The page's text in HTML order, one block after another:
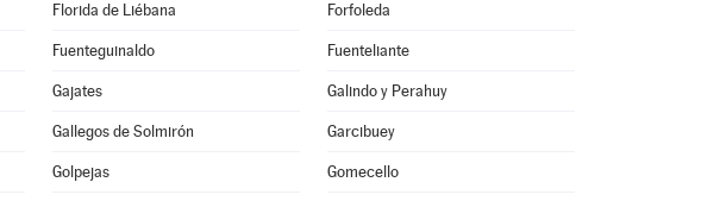
Florida de Liébana Forfoleda
Fuenteguinaldo Fuenteliante
Gajates Galindo y Perahuy
Gallegos de Solmirón Garcibuey
Golpejas Gomecello